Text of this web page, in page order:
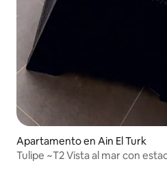
Apartamento en Ain El Turk
​Tulipe ~T2 Vista al mar con